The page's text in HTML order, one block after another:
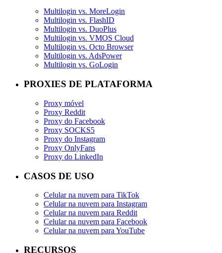
Multilogin vs. MoreLogin
Multilogin vs. FlashID
Multilogin vs. DuoPlus
Multilogin vs. VMOS Cloud
Multilogin vs. Octo Browser
Multilogin vs. AdsPower
Multilogin vs. GoLogin
PROXIES DE PLATAFORMA
Proxy móvel
Proxy Reddit
Proxy do Facebook
Proxy SOCKS5
Proxy do Instagram
Proxy OnlyFans
Proxy do LinkedIn
CASOS DE USO
Celular na nuvem para TikTok
Celular na nuvem para Instagram
Celular na nuvem para Reddit
Celular na nuvem para Facebook
Celular na nuvem para YouTube
RECURSOS